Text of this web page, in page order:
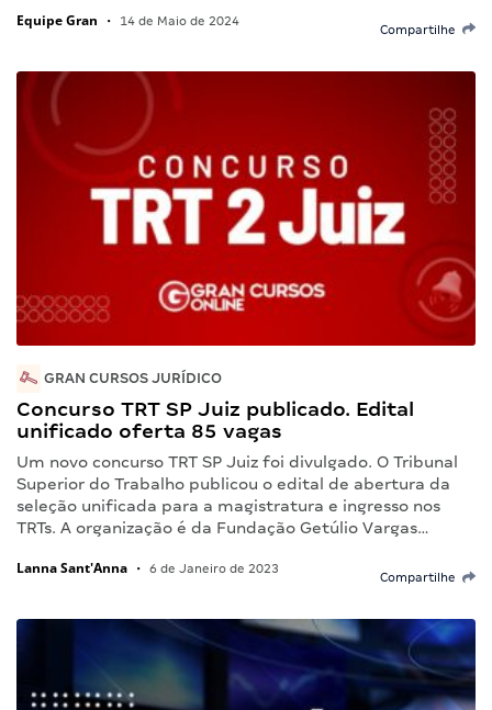
Equipe Gran • 14 de Maio de 2024
Compartilhe
GRAN CURSOS JURÍDICO
Concurso TRT SP Juiz publicado. Edital
unificado oferta 85 vagas
Um novo concurso TRT SP Juiz foi divulgado. O Tribunal
Superior do Trabalho publicou o edital de abertura da
seleção unificada para a magistratura e ingresso nos
TRTs. A organização é da Fundação Getúlio Vargas…
Lanna Sant'Anna • 6 de Janeiro de 2023
Compartilhe